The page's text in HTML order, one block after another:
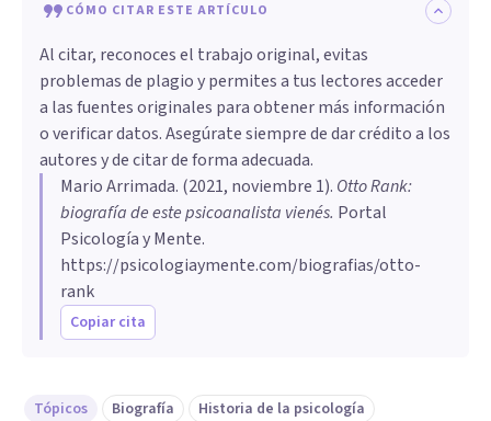
CÓMO CITAR ESTE ARTÍCULO
Al citar, reconoces el trabajo original, evitas
problemas de plagio y permites a tus lectores acceder
a las fuentes originales para obtener más información
o verificar datos. Asegúrate siempre de dar crédito a los
autores y de citar de forma adecuada.
Mario Arrimada. (2021, noviembre 1). Otto Rank:
biografía de este psicoanalista vienés. Portal
Psicología y Mente.
https://psicologiaymente.com/biografias/otto-
rank
Copiar cita
Tópicos Biografía Historia de la psicología